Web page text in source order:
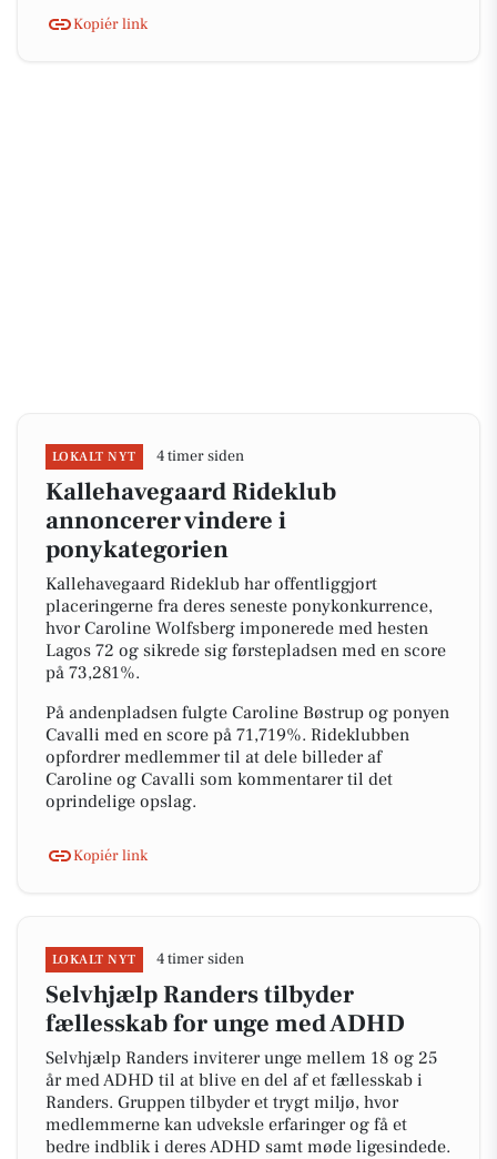
Kopiér link
LOKALT NYT 4 timer siden
Kallehavegaard Rideklub
annoncerer vindere i
ponykategorien
Kallehavegaard Rideklub har offentliggjort
placeringerne fra deres seneste ponykonkurrence,
hvor Caroline Wolfsberg imponerede med hesten
Lagos 72 og sikrede sig førstepladsen med en score
på 73,281%.
På andenpladsen fulgte Caroline Bøstrup og ponyen
Cavalli med en score på 71,719%. Rideklubben
opfordrer medlemmer til at dele billeder af
Caroline og Cavalli som kommentarer til det
oprindelige opslag.
Kopiér link
LOKALT NYT 4 timer siden
Selvhjælp Randers tilbyder
fællesskab for unge med ADHD
Selvhjælp Randers inviterer unge mellem 18 og 25
år med ADHD til at blive en del af et fællesskab i
Randers. Gruppen tilbyder et trygt miljø, hvor
medlemmerne kan udveksle erfaringer og få et
bedre indblik i deres ADHD samt møde ligesindede.